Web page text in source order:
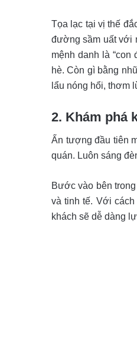
Tọa lạc tại vị thế
đường sầm uất với
mệnh danh là
hè. Còn gì bằng
lẩu nóng hổi, thơm
2. Khám phá
Ấn tượng đầu tiên
quán. Luôn sáng
Bước vào bên
và tinh tế. Với
khách sẽ dễ dàng